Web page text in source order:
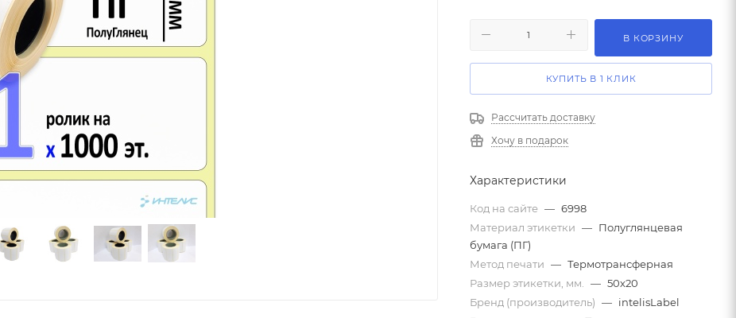
В КОРЗИНУ
КУПИТЬ В 1 КЛИК
Рассчитать доставку
Хочу в подарок
Характеристики
Код на сайте — 6998
Материал этикетки — Полуглянцевая
бумага (ПГ)
Метод печати — Термотрансферная
Размер этикетки, мм.
— 50х20
Бренд (производитель) — intelisLabel